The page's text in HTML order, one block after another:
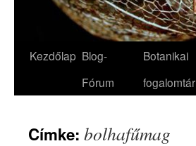
Kezdőlap Blog-
Fórum
Botanikai
fogalomtár
Címke: bolhafűmag